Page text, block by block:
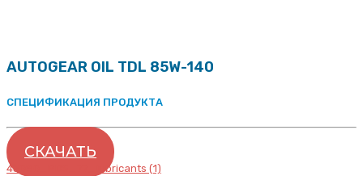
AUTOGEAR OIL TDL 85W-140
СПЕЦИФИКАЦИЯ ПРОДУКТА
СКАЧАТЬ
43080_PDS_77_lubricants (1)